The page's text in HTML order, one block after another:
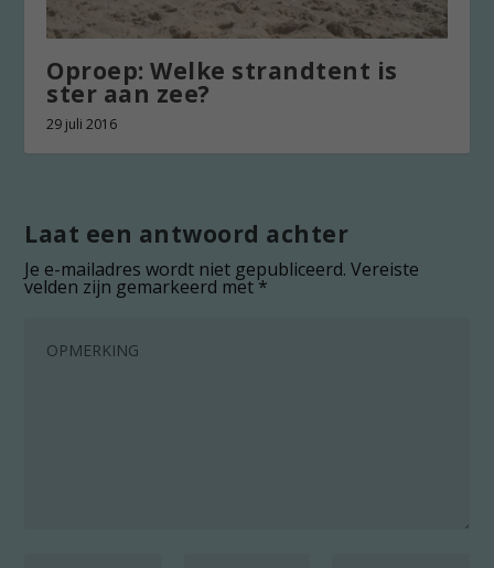
Oproep: Welke strandtent is
ster aan zee?
29 juli 2016
Laat een antwoord achter
Je e-mailadres wordt niet gepubliceerd. Vereiste
velden zijn gemarkeerd met*